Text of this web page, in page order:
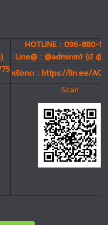
HOTLINE : 096-880-
Line@ : @adminm1 (มี
หรือกด : https://lin.ee/
Scan